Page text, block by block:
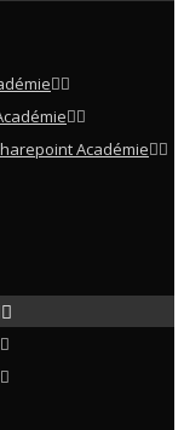
Académie